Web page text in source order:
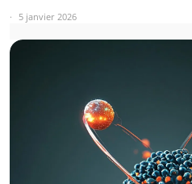
5 janvier 2026